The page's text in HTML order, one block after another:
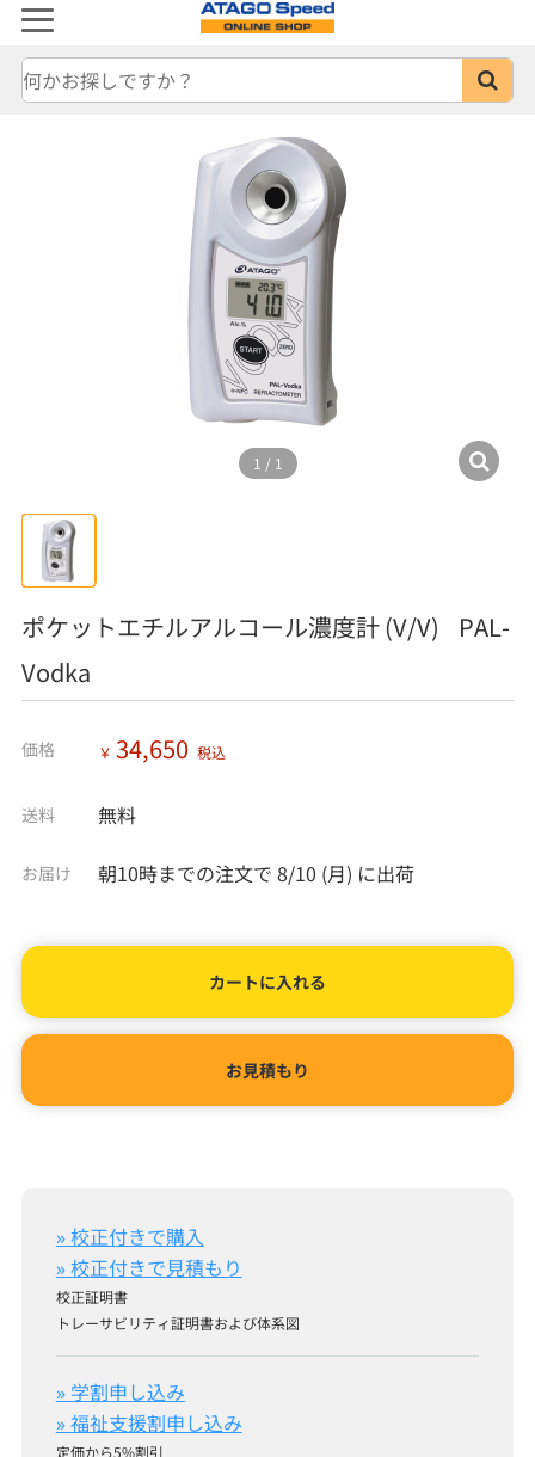
1 / 1
ポケットエチルアルコール濃度計 (V/V) PAL-
Vodka
価格 ￥ 34,650 税込
送料 無料
お届け 朝10時までの注文で 8/10 (月) に出荷
カートに入れる
お見積もり
» 校正付きで購入
» 校正付きで見積もり
校正証明書
トレーサビリティ証明書および体系図
» 学割申し込み
» 福祉支援割申し込み
定価から5%割引